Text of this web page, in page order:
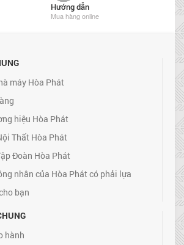
Hướng dẫn
Mua hàng online
máy Hòa Phát
hiệu Hòa Phát
Thất Hòa Phát
Đoàn Hòa Phát
nhân của Hòa Phát có phải lựa
bạn
hành